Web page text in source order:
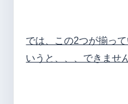
では、この2つが揃っ
いうと、、、できませ